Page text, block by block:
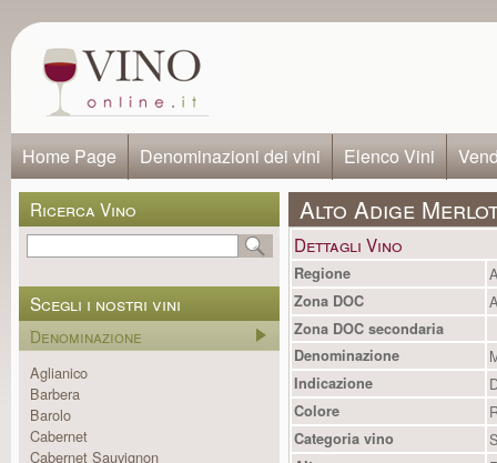
Home Page Denominazioni dei vini Elenco Vini
Ricerca Vino
Scegli i nostri vini
Denominazione
Aglianico
Barbera
Barolo
Cabernet
Cabernet Sauvignon
Alto Adige
Dettagli Vino
Regione
Zona DOC
Zona DOC secondaria
Denominazione
Indicazione
Colore
Categoria vino